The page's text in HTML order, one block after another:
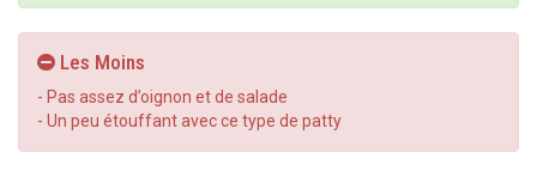
Les Moins
- Pas assez d’oignon et de salade
- Un peu étouffant avec ce type de patty